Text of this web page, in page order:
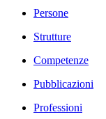
Persone
Strutture
Competenze
Pubblicazioni
Professioni